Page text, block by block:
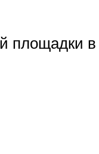
площадки в